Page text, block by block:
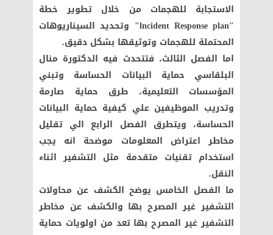
الاستجابة للهجمات من خلال تطوير خطة
"
lncident Response plan" وتحديد السيناريوهات
المحتملة للهجمات وتوثيقها بشكل دقيق.
اما الفصل الثالث، فتتحدث فيه الدكتورة منال
البلقاسي حماية البيانات الحساسة وتبني
المؤسسات التعليمية، طرق حماية صارمة
وتدريب الموظيفين علي كيفية حماية البيانات
الحساسة، ويتطرق الفصل الرابع الي تقليل
مخاطر اعتراض المعلومات موضحة انه يجب
استخدام تقنيات متقدمة مثل التشفير اثناء
النقل.
ما الفصل الخامس يوضح الكشف عن محاولات
التشفير غير المصرح بها والكشف عن مخاطر
التشفير غير المصرح بها تعد من اولويات حماية